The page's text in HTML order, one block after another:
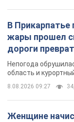
В Прикарпатье
жары прошел
дороги
Непогода
область и
8.08.2026 09:27
Женщине